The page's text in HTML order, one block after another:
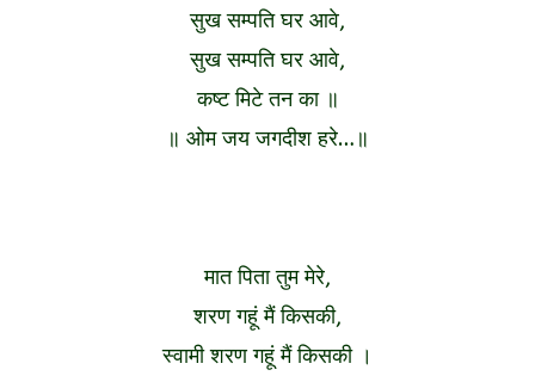
सुख सम्पति घर आवे,
सुख सम्पति घर आवे,
कष्ट मिटे तन का ॥
॥ ओम जय जगदीश हरे…॥
मात पिता तुम मेरे,
शरण गहूं मैं किसकी,
स्वामी शरण गहूं मैं किसकी ।